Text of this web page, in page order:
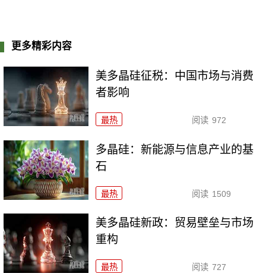
更多精彩内容
美多晶硅征税：中国市场与消费
者影响
最热 阅读 972
多晶硅：新能源与信息产业的基
石
最热 阅读 1509
美多晶硅新政：贸易壁垒与市场
重构
最热 阅读 727